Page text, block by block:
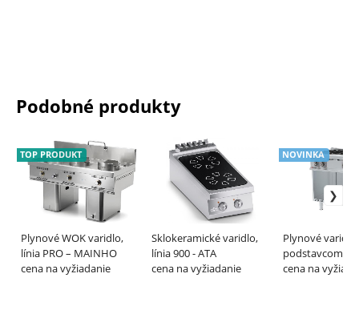
Podobné produkty
Plynové WOK varidlo,
línia PRO – MAINHO
TOP PRODUKT
cena na vyžiadanie
Sklokeramické varidlo,
línia 900 - ATA
cena na vyžiadanie
Plynové varidlo
podstavcom
línia 700 –
NOVINKA
cena na